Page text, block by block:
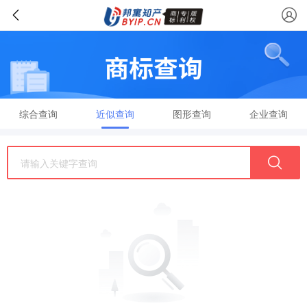
综合查询 近似查询 图形查询 企业查询